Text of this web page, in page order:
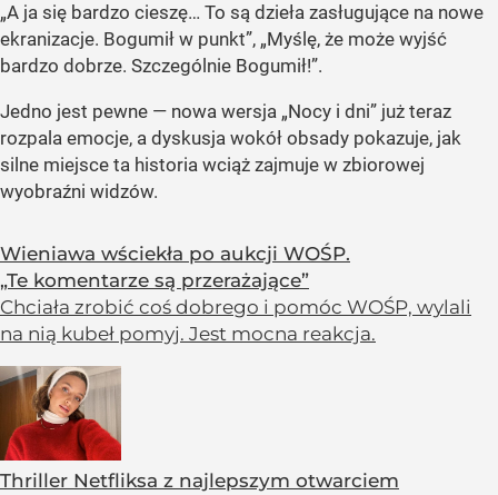
„A ja się bardzo cieszę… To są dzieła zasługujące na nowe
ekranizacje. Bogumił w punkt”, „Myślę, że może wyjść
bardzo dobrze. Szczególnie Bogumił!”.
Jedno jest pewne — nowa wersja „Nocy i dni” już teraz
rozpala emocje, a dyskusja wokół obsady pokazuje, jak
silne miejsce ta historia wciąż zajmuje w zbiorowej
wyobraźni widzów.
Wieniawa wściekła po aukcji WOŚP.
„Te komentarze są przerażające”
Chciała zrobić coś dobrego i pomóc WOŚP, wylali
na nią kubeł pomyj. Jest mocna reakcja.
Thriller Netfliksa z najlepszym otwarciem